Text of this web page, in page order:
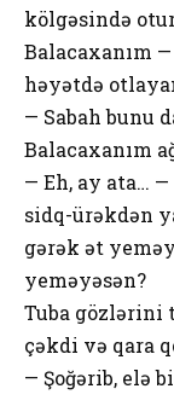
kölgəsində
Balacaxanım
həyətdə
— Sabah bunu
Balacaxanım
— Eh, ay ata…
sidq-ürəkdən
gərək ət
yeməyəsən?
Tuba gözlərini
çəkdi və qara
— Şoğərib, elə